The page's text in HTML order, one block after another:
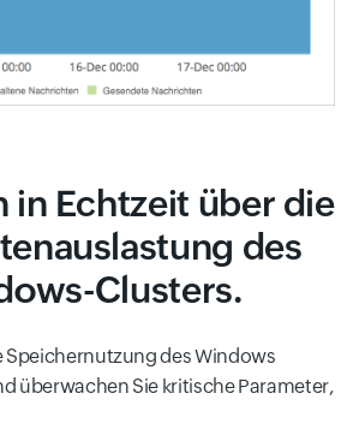
in Echtzeit über die
des
Clusters.
Speichernutzung des Windows
überwachen Sie kritische Parameter,